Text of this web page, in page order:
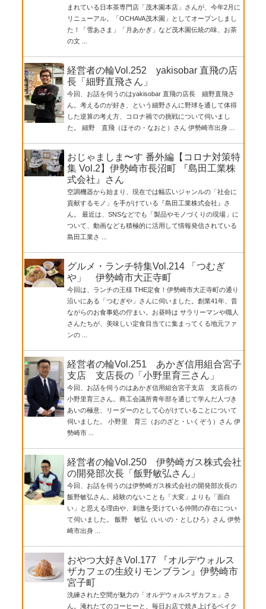
まれている日本茶専門店「茂木園本店」さんが、今年2月に
リニューアル。「OCHAVA茂木園」としてオープンしまし
た！「雪あさま」「月あかぎ」など茂木園伝統の味、お茶
の文 ...
経営者の輪Vol.252 yakisobar 直飛の店
長「細野直飛さん」
今回、お話を伺うのはyakisobar 直飛の店長 細野直飛さ
ん。考えるのが好き、という細野さんに野球を通して体得
した逆算の考え方、コロナ禍での挑戦について伺いまし
た。 細野 直飛（ほその・なおと）さん 伊勢崎市出身 ...
おじゃましま〜す 番外編【コロナ対策特
集 Vol.2】伊勢崎市長沼町 『島田工業株
式会社』さん
空調機器から始まり、現在では幅広いジャンルの「社会に
貢献するモノ」を手がけている『島田工業株式会社』さ
ん。 最近は、SNSなどでも「製品やモノづくりの現場」に
ついて、動画なども積極的に活用して情報発信されている
島田工業さ ...
グルメ・ランチ特集Vol.214 「つむぎ
や」 伊勢崎市大正寺町
今回は、ランチの王様 THE定食！伊勢崎市大正寺町の通り
沿いにある「つむぎや」さんに伺いました。創業41年、昔
ながらのお食事処の佇まい。お昼時は サラリーマンや職人
さんたちが、美味しい定食目当てに集まってくる地元ファ
ンの ...
経営者の輪Vol.251 あかぎ信用組合宮子
支店 支店長の「小野里育三さん」
今回、お話を伺うのはあかぎ信用組合宮子支店 支店長の
小野里育三さん。商工会議所青年部を通じて学んだ人づき
あいの極意、リーダーのとして心がけていることについて
伺いました。 小野里 育三（おのざと・いくぞう）さん 伊
勢崎市 ...
経営者の輪Vol.250 伊勢崎ガス株式会社
の開発部次長「飯野敏弘さん」
今回、お話を伺うのは伊勢崎ガス株式会社の開発部次長の
飯野敏弘さん。経験のないことも「大変」よりも「面白
い」と思える理由や、刺激を受けている仲間の存在につい
て伺いました。 飯野 敏弘（いいの・としひろ）さん 伊勢
崎市出身 ...
おやつ大好きVol.177 『オルデウォルス
ザカフェの生絞りモンブラン』伊勢崎市
宮子町
洗練された空間が魅力の「オルデウォルスザカフェ」さ
ん。淹れたてのコーヒーと、毎日お店で焼き上げるベイク